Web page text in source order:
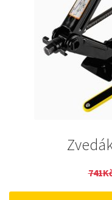
741